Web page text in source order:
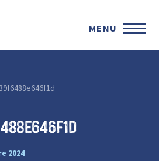
MENU
2024